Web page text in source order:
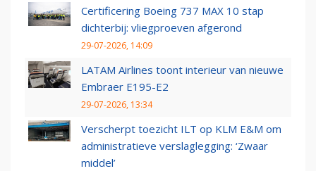
Certificering Boeing 737 MAX 10 stap
dichterbij: vliegproeven afgerond
29-07-2026, 14:09
LATAM Airlines toont interieur van nieuwe
Embraer E195-E2
29-07-2026, 13:34
Verscherpt toezicht ILT op KLM E&M om
administratieve verslaglegging: ‘Zwaar
middel’